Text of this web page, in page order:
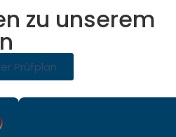
zu unserem
Prüfplan